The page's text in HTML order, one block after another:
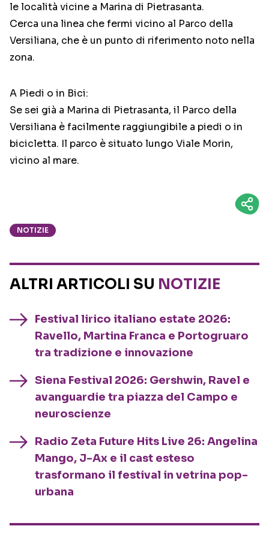
le località vicine a Marina di Pietrasanta.
Cerca una linea che fermi vicino al Parco della
Versiliana, che è un punto di riferimento noto nella
zona.
A Piedi o in Bici:
Se sei già a Marina di Pietrasanta, il Parco della
Versiliana è facilmente raggiungibile a piedi o in
bicicletta. Il parco è situato lungo Viale Morin,
vicino al mare.
NOTIZIE
ALTRI ARTICOLI SU NOTIZIE
Festival lirico italiano estate 2026:
Ravello, Martina Franca e Portogruaro
tra tradizione e innovazione
Siena Festival 2026: Gershwin, Ravel e
avanguardie tra piazza del Campo e
neuroscienze
Radio Zeta Future Hits Live 26: Angelina
Mango, J-Ax e il cast esteso
trasformano il festival in vetrina pop-
urbana